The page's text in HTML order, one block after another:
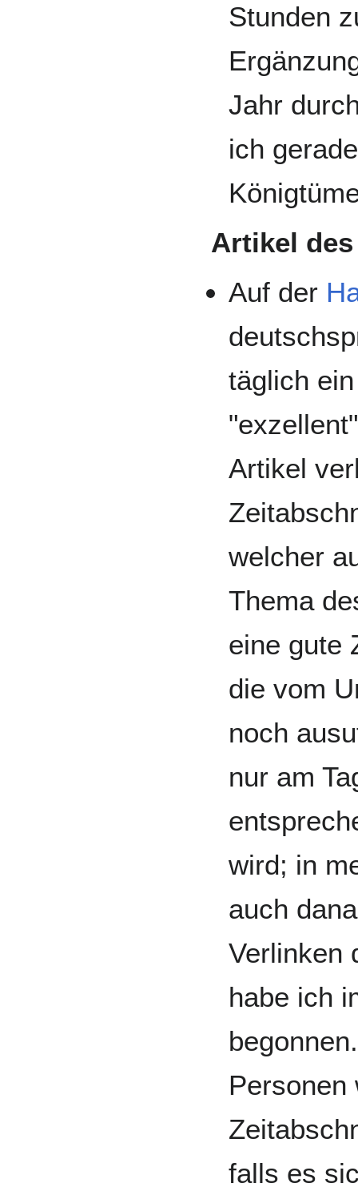
Stunden
Jahr
ich
Artikel des
Auf der
täglich
Artikel
welcher
Thema
eine gute
die vom
noch
nur am
wird; in
auch
Verlinken
habe ich
begonnen.
Personen
falls es